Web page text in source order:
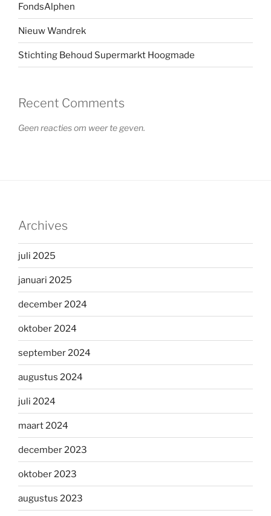
FondsAlphen
Nieuw Wandrek
Stichting Behoud Supermarkt Hoogmade
Recent Comments
Geen reacties om weer te geven.
Archives
juli 2025
januari 2025
december 2024
oktober 2024
september 2024
augustus 2024
juli 2024
maart 2024
december 2023
oktober 2023
augustus 2023